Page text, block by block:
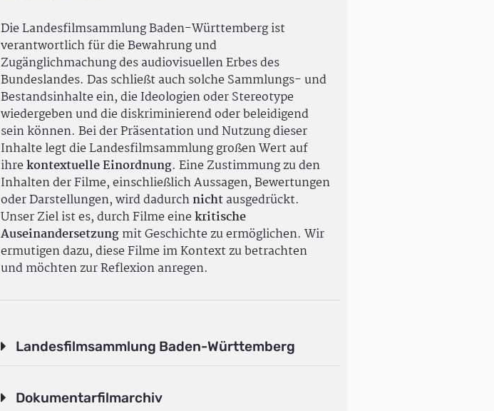
Die Landesfilmsammlung Baden-Württemberg ist
verantwortlich für die Bewahrung und
Zugänglichmachung des audiovisuellen Erbes des
Bundeslandes. Das schließt auch solche Sammlungs- und
Bestandsinhalte ein, die Ideologien oder Stereotype
wiedergeben und die diskriminierend oder beleidigend
sein können. Bei der Präsentation und Nutzung dieser
Inhalte legt die Landesfilmsammlung großen Wert auf
ihrekontextuelle Einordnung. Eine Zustimmung zu den
Inhalten der Filme, einschließlich Aussagen, Bewertungen
oder Darstellungen, wird dadurchnichtausgedrückt.
Unser Ziel ist es, durch Filme einekritische
Auseinandersetzungmit Geschichte zu ermöglichen. Wir
ermutigen dazu, diese Filme im Kontext zu betrachten
und möchten zur Reflexion anregen.
Landesfilmsammlung Baden-Württemberg
Dokumentarfilmarchiv